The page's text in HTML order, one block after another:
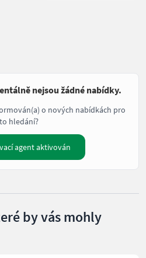
nejsou žádné nabídky.
o nových nabídkách pro
hledání?
agent aktivován
by vás mohly